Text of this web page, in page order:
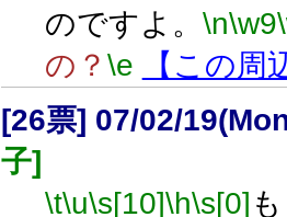
のですよ。 \n\w9
の？ \e
【この周
[26票] 07/02/
子]
\t\u\s[10]\h\s[0]